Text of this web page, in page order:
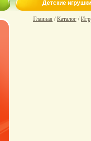
Детские
Главная /Каталог /